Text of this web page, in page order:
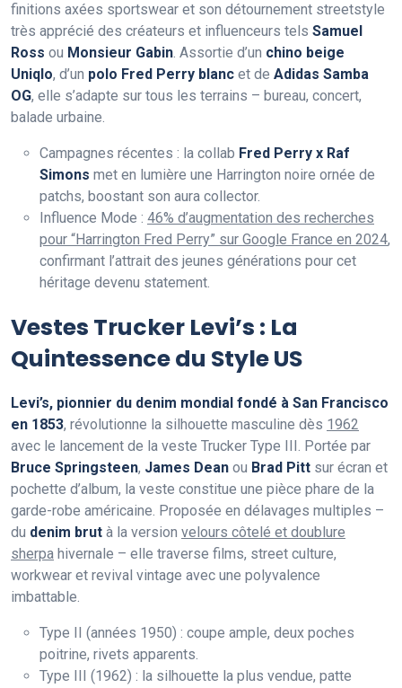
finitions axées sportswear et son détournement streetstyle
très apprécié des créateurs et influenceurs tels Samuel
Ross ou Monsieur Gabin. Assortie d’un chino beige
Uniqlo, d’un polo Fred Perry blanc et de Adidas Samba
OG, elle s’adapte sur tous les terrains – bureau, concert,
balade urbaine.
Campagnes récentes : la collab Fred Perry x Raf
Simons met en lumière une Harrington noire ornée de
patchs, boostant son aura collector.
Influence Mode : 46% d’augmentation des recherches
pour “Harrington Fred Perry” sur Google France en 2024,
confirmant l’attrait des jeunes générations pour cet
héritage devenu statement.
Vestes Trucker Levi’s : La
Quintessence du Style US
Levi’s, pionnier du denim mondial fondé à San Francisco
en 1853, révolutionne la silhouette masculine dès 1962
avec le lancement de la veste Trucker Type III. Portée par
Bruce Springsteen, James Dean ou Brad Pitt sur écran et
pochette d’album, la veste constitue une pièce phare de la
garde-robe américaine. Proposée en délavages multiples –
du denim brut à la version velours côtelé et doublure
sherpa hivernale – elle traverse films, street culture,
workwear et revival vintage avec une polyvalence
imbattable.
Type II (années 1950) : coupe ample, deux poches
poitrine, rivets apparents.
Type III (1962) : la silhouette la plus vendue, patte